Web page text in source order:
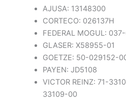
AJUSA: 13148300
CORTECO: 026137H
FEDERAL MOGUL:
GLASER: X58955-01
GOETZE: 50-029152-
PAYEN: JD5108
VICTOR REINZ: 71-
33109-00